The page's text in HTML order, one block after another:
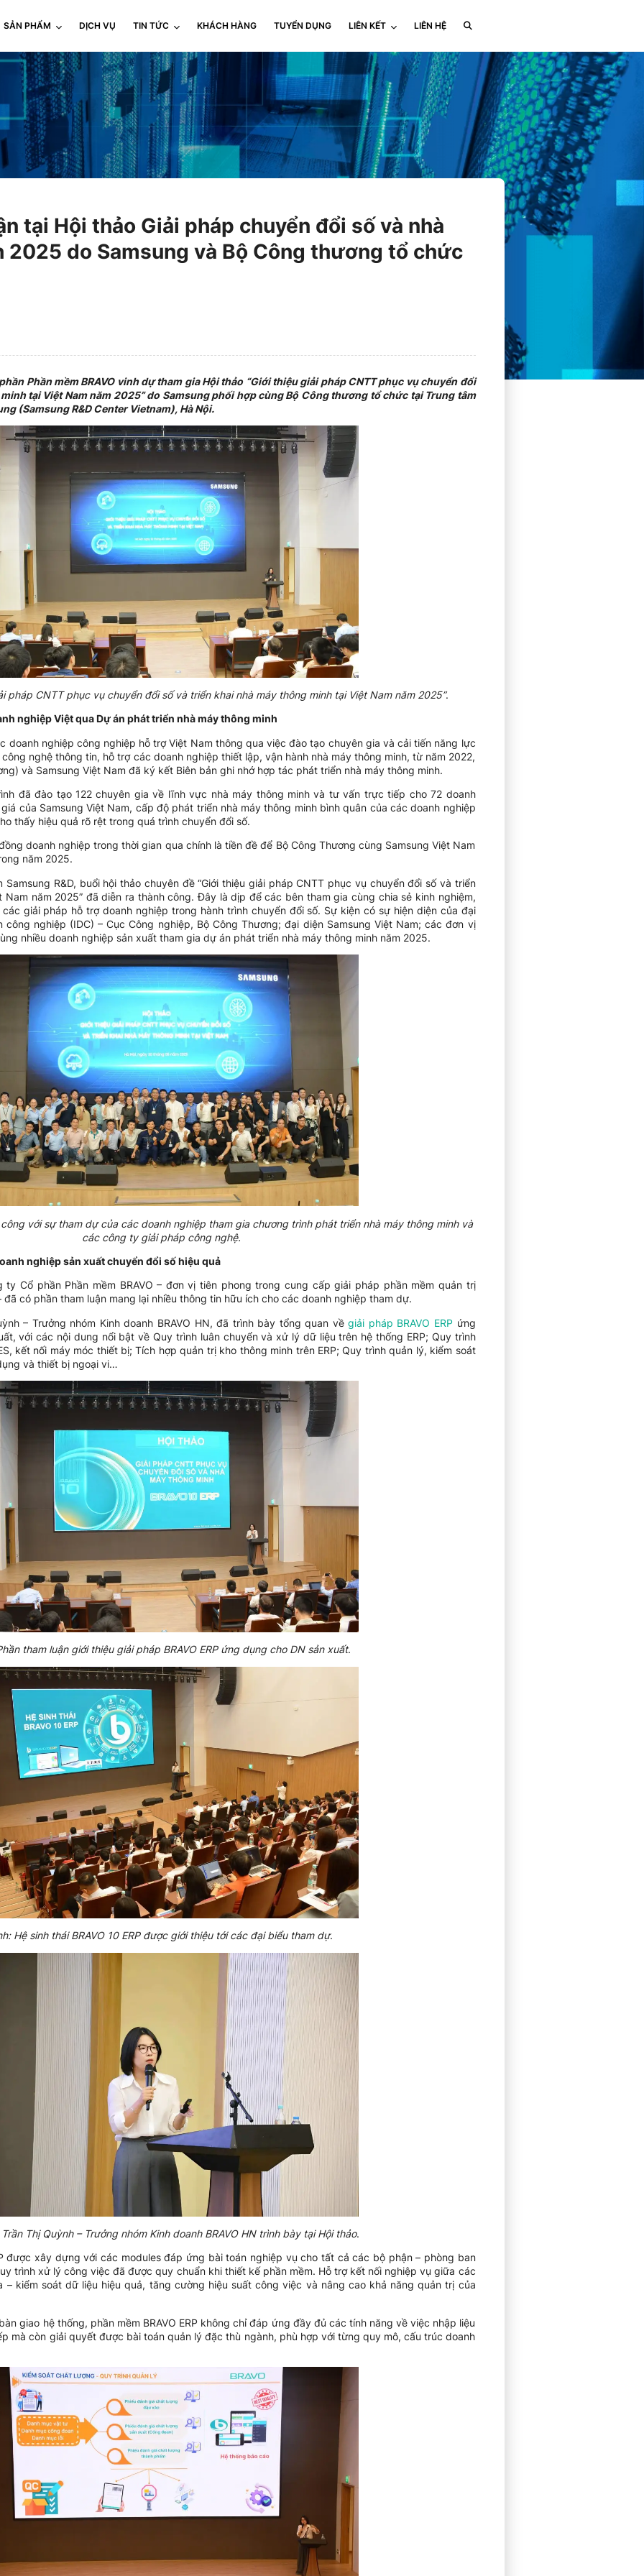
SẢN PHẨM DỊCH VỤ TIN TỨC KHÁCH HÀNG TUYỂN DỤNG LIÊN KẾT LIÊN HỆ
tại Hội thảo Giải pháp chuyển đổi số và nhà
2025 do Samsung và Bộ Công thương tổ chức
Phần mềm BRAVO vinh dự tham gia Hội thảo “Giới thiệu giải pháp CNTT phục vụ chuyển đổi
tại Việt Nam năm 2025” do Samsung phối hợp cùng Bộ Công thương tổ chức tại Trung tâm
(Samsung R&D Center Vietnam), Hà Nội.
pháp CNTT phục vụ chuyển đổi số và triển khai nhà máy thông minh tại Việt Nam năm 2025”.
nghiệp Việt qua Dự án phát triển nhà máy thông minh
doanh nghiệp công nghiệp hỗ trợ Việt Nam thông qua việc đào tạo chuyên gia và cải tiến năng lực
nghệ thông tin, hỗ trợ các doanh nghiệp thiết lập, vận hành nhà máy thông minh, từ năm 2022,
và Samsung Việt Nam đã ký kết Biên bản ghi nhớ hợp tác phát triển nhà máy thông minh.
đã đào tạo 122 chuyên gia về lĩnh vực nhà máy thông minh và tư vấn trực tiếp cho 72 doanh
của Samsung Việt Nam, cấp độ phát triển nhà máy thông minh bình quân của các doanh nghiệp
thấy hiệu quả rõ rệt trong quá trình chuyển đổi số.
doanh nghiệp trong thời gian qua chính là tiền đề để Bộ Công Thương cùng Samsung Việt Nam
năm 2025.
R&D, buổi hội thảo chuyên đề “Giới thiệu giải pháp CNTT phục vụ chuyển đổi số và triển
Nam năm 2025” đã diễn ra thành công. Đây là dịp để các bên tham gia cùng chia sẻ kinh nghiệm,
giải pháp hỗ trợ doanh nghiệp trong hành trình chuyển đổi số. Sự kiện có sự hiện diện của đại
nghiệp (IDC) – Cục Công nghiệp, Bộ Công Thương; đại diện Samsung Việt Nam; các đơn vị
nhiều doanh nghiệp sản xuất tham gia dự án phát triển nhà máy thông minh năm 2025.
với sự tham dự của các doanh nghiệp tham gia chương trình phát triển nhà máy thông minh và
các công ty giải pháp công nghệ.
nghiệp sản xuất chuyển đổi số hiệu quả
ty Cổ phần Phần mềm BRAVO – đơn vị tiên phong trong cung cấp giải pháp phần mềm quản trị
đã có phần tham luận mang lại nhiều thông tin hữu ích cho các doanh nghiệp tham dự.
– Trưởng nhóm Kinh doanh BRAVO HN, đã trình bày tổng quan vềgiải pháp BRAVO ERP ứng
với các nội dung nổi bật về Quy trình luân chuyển và xử lý dữ liệu trên hệ thống ERP; Quy trình
kết nối máy móc thiết bị; Tích hợp quản trị kho thông minh trên ERP; Quy trình quản lý, kiểm soát
và thiết bị ngoại vi…
tham luận giới thiệu giải pháp BRAVO ERP ứng dụng cho DN sản xuất.
Hệ sinh thái BRAVO 10 ERP được giới thiệu tới các đại biểu tham dự.
Thị Quỳnh – Trưởng nhóm Kinh doanh BRAVO HN trình bày tại Hội thảo.
được xây dựng với các modules đáp ứng bài toán nghiệp vụ cho tất cả các bộ phận – phòng ban
trình xử lý công việc đã được quy chuẩn khi thiết kế phần mềm. Hỗ trợ kết nối nghiệp vụ giữa các
– kiểm soát dữ liệu hiệu quả, tăng cường hiệu suất công việc và nâng cao khả năng quản trị của
giao hệ thống, phần mềm BRAVO ERP không chỉ đáp ứng đầy đủ các tính năng về việc nhập liệu
mà còn giải quyết được bài toán quản lý đặc thù ngành, phù hợp với từng quy mô, cấu trúc doanh